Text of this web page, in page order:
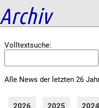
Archiv
Volltextsuche:
Alle News der letzten 26
2026 2025